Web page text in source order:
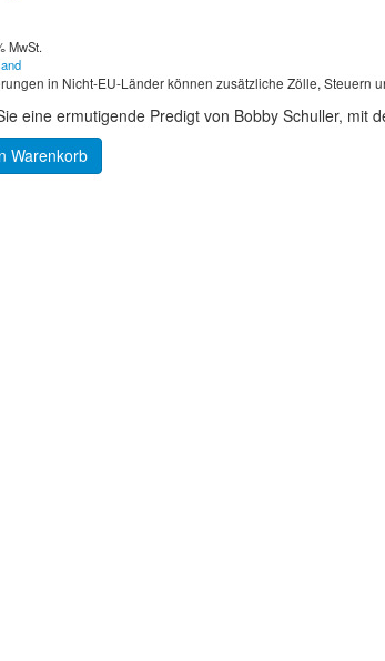
MwSt.
in Nicht-EU-Länder können zusätzliche Zölle, Steuern
eine ermutigende Predigt von Bobby Schuller, mit
Warenkorb